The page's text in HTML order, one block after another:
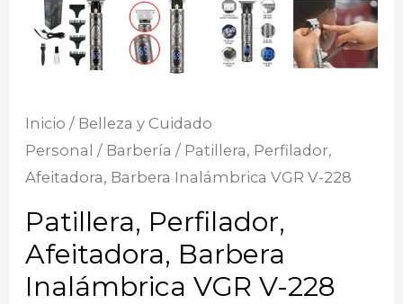
Inicio / Belleza y Cuidado
Personal / Barbería / Patillera, Perfilador,
Afeitadora, Barbera Inalámbrica VGR V-228
Patillera, Perfilador,
Afeitadora, Barbera
Inalámbrica VGR V-228